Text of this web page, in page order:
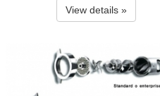
View details »